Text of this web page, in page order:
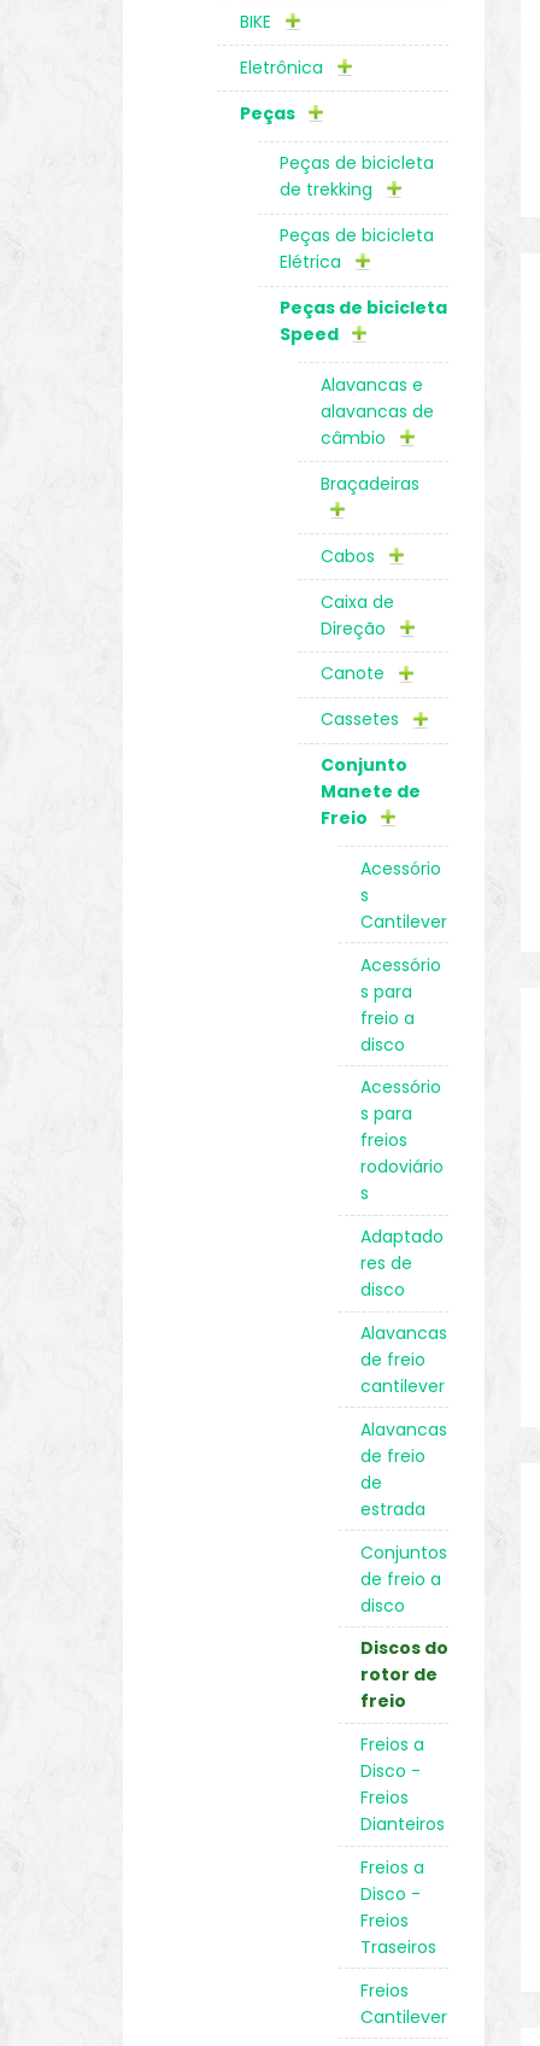
BIKE
Eletrônica
Peças
Peças de bicicleta
de trekking
Peças de bicicleta
Elétrica
Peças de bicicleta
Speed
Alavancas e
alavancas de
câmbio
Braçadeiras
Cabos
Caixa de
Direção
Canote
Cassetes
Conjunto
Manete de
Freio
Acessório
s
Cantilever
Acessório
s para
freio a
disco
Acessório
s para
freios
rodoviário
s
Adaptado
res de
disco
Alavancas
de freio
cantilever
Alavancas
de freio
de
estrada
Conjuntos
de freio a
disco
Discos do
rotor de
freio
Freios a
Disco -
Freios
Dianteiros
Freios a
Disco -
Freios
Traseiros
Freios
Cantilever